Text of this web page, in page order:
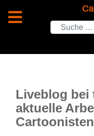
Suchen
Liveblog bei
aktuelle
Cartoonisten